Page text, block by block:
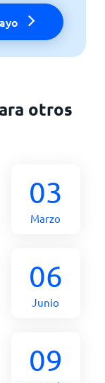
otros
03
Marzo
06
Junio
09